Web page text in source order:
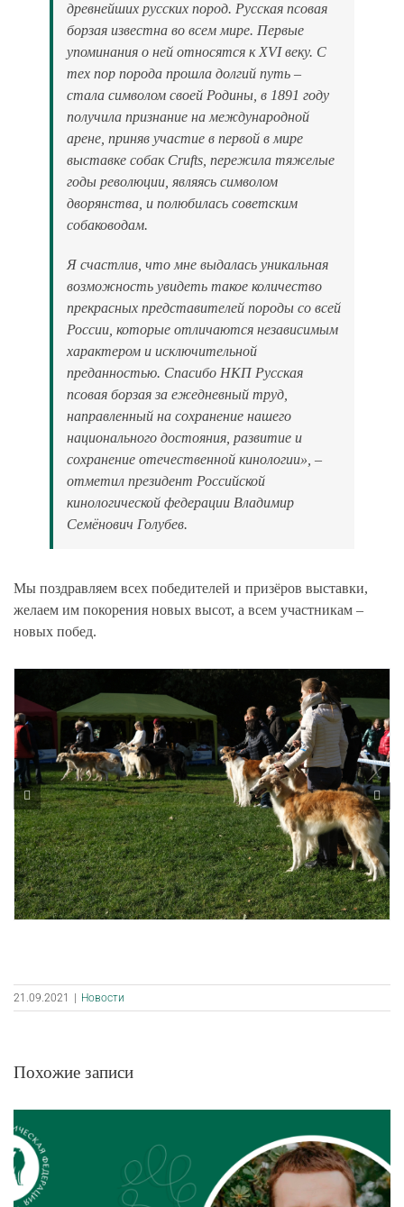
древнейших русских пород. Русская псовая
борзая известна во всем мире. Первые
упоминания о ней относятся к XVI веку. С
тех пор порода прошла долгий путь –
стала символом своей Родины, в 1891 году
получила признание на международной
арене, приняв участие в первой в мире
выставке собак Crufts, пережила тяжелые
годы революции, являясь символом
дворянства, и полюбилась советским
собаководам.
Я счастлив, что мне выдалась уникальная
возможность увидеть такое количество
прекрасных представителей породы со всей
России, которые отличаются независимым
характером и исключительной
преданностью. Спасибо НКП Русская
псовая борзая за ежедневный труд,
направленный на сохранение нашего
национального достояния, развитие и
сохранение отечественной кинологии», –
отметил президент Российской
кинологической федерации Владимир
Семёнович Голубев.
Мы поздравляем всех победителей и призёров выставки,
желаем им покорения новых высот, а всем участникам –
новых побед.
21.09.2021 | Новости
Похожие записи